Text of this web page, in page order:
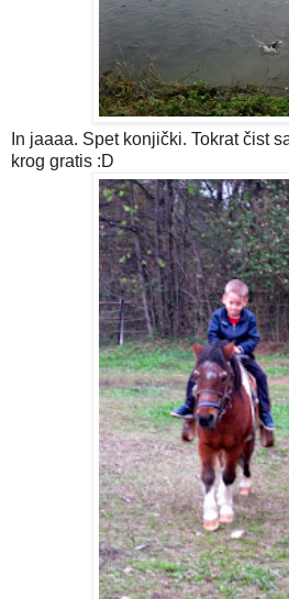
In jaaaa. Spet konjički. Tokrat čist
krog gratis :D